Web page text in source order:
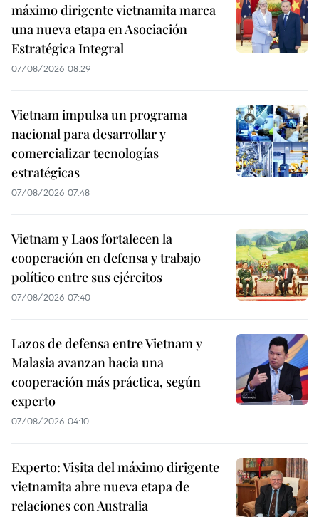
máximo dirigente vietnamita marca
una nueva etapa en Asociación
Estratégica Integral
07/08/2026 08:29
Vietnam impulsa un programa
nacional para desarrollar y
comercializar tecnologías
estratégicas
07/08/2026 07:48
Vietnam y Laos fortalecen la
cooperación en defensa y trabajo
político entre sus ejércitos
07/08/2026 07:40
Lazos de defensa entre Vietnam y
Malasia avanzan hacia una
cooperación más práctica, según
experto
07/08/2026 04:10
Experto: Visita del máximo dirigente
vietnamita abre nueva etapa de
relaciones con Australia